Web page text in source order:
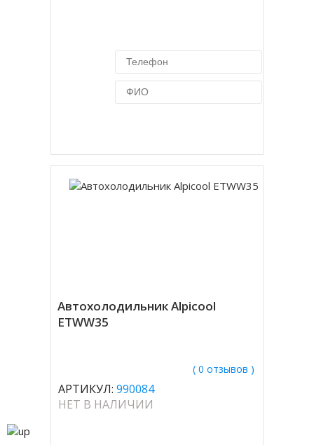
Автохолодильник Alpicool
ETWW35
( 0 отзывов )
АРТИКУЛ: 990084
НЕТ В НАЛИЧИИ